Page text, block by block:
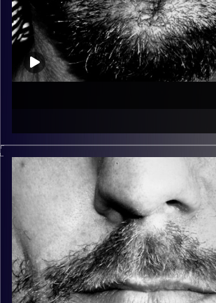
של הופעות חיות. הרבה ג'אם, רוק,
בלוז, bluegrass, ג'אז, Fאנק, פרוגרסיב ואפילו אלקטרוניקה.
David